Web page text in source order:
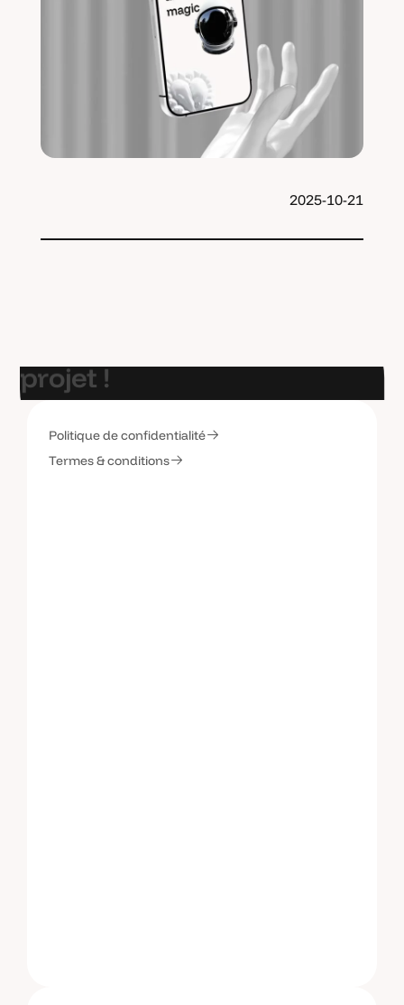
2025-10-21
projet!
Contactez-moi
Contactez-moi
Politique de confidentialité
Termes & conditions